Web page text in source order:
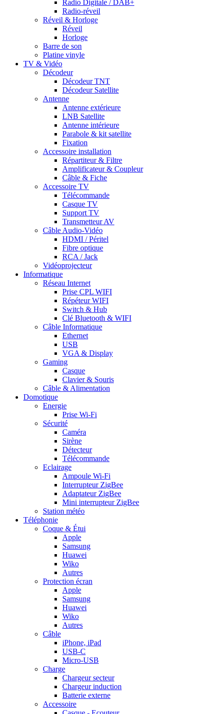
Radio Digitale / DAB+
Radio-réveil
Réveil & Horloge
Réveil
Horloge
Barre de son
Platine vinyle
TV & Vidéo
Décodeur
Décodeur TNT
Décodeur Satellite
Antenne
Antenne extérieure
LNB Satellite
Antenne intérieure
Parabole & kit satellite
Fixation
Accessoire installation
Répartiteur & Filtre
Amplificateur & Coupleur
Câble & Fiche
Accessoire TV
Télécommande
Casque TV
Support TV
Transmetteur AV
Câble Audio-Vidéo
HDMI / Péritel
Fibre optique
RCA / Jack
Vidéoprojecteur
Informatique
Réseau Internet
Prise CPL WIFI
Répéteur WIFI
Switch & Hub
Clé Bluetooth & WIFI
Câble Informatique
Ethernet
USB
VGA & Display
Gaming
Casque
Clavier & Souris
Câble & Alimentation
Domotique
Energie
Prise Wi-Fi
Sécurité
Caméra
Sirène
Détecteur
Télécommande
Eclairage
Ampoule Wi-Fi
Interrupteur ZigBee
Adaptateur ZigBee
Mini interrupteur ZigBee
Station météo
Téléphonie
Coque & Étui
Apple
Samsung
Huawei
Wiko
Autres
Protection écran
Apple
Samsung
Huawei
Wiko
Autres
Câble
iPhone, iPad
USB-C
Micro-USB
Charge
Chargeur secteur
Chargeur induction
Batterie externe
Accessoire